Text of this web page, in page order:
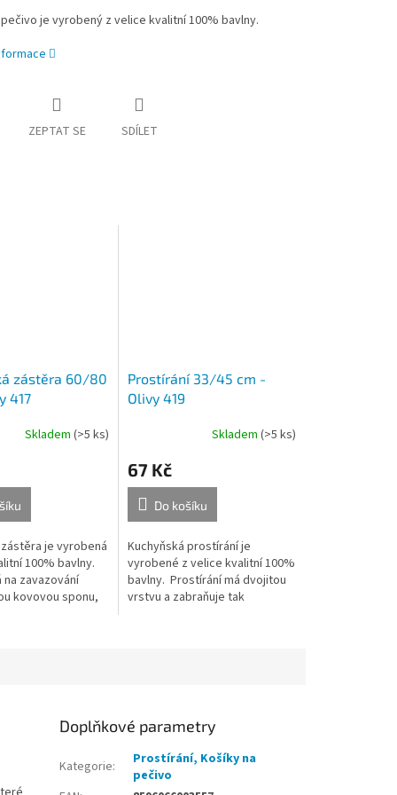
je vyrobený z velice kvalitní 100% bavlny.
ZEPTAT SE SDÍLET
zástěra 60/80
417
Skladem(>5 ks)
je vyrobená
100% bavlny.
na zavazování
kovovou sponu,
Prostírání 33/45 cm -
Olivy 419
Skladem (>5 ks)
67 Kč
Do košíku
Kuchyňská prostírání je
vyrobené z velice kvalitní 100%
bavlny. Prostírání má dvojitou
vrstvu a zabraňuje tak
Doplňkové parametry
Kategorie:
Prostírání, Košíky na
pečivo